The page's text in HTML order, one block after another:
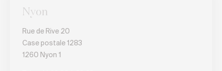
Nyon
Rue de Rive 20
Case postale 1283
1260 Nyon 1